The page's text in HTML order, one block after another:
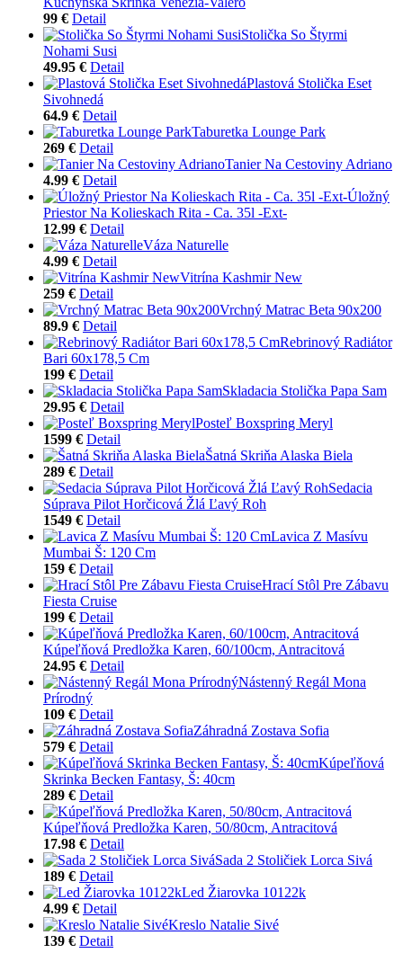
99 € Detail
Stolička So Štyrmi
Nohami Susi
49.95 € Detail
Plastová Stolička Eset
Sivohnedá
64.9 € Detail
Taburetka Lounge Park
269 € Detail
Tanier Na Cestoviny Adriano
4.99 € Detail
Úložný
Priestor Na Kolieskach Rita - Ca. 35l -Ext-
12.99 € Detail
Váza Naturelle
4.99 € Detail
Vitrína Kashmir New
259 € Detail
Vrchný Matrac Beta 90x200
89.9 € Detail
Rebrinový Radiátor
Bari 60x178,5 Cm
199 € Detail
Skladacia Stolička Papa Sam
29.95 € Detail
Posteľ Boxspring Meryl
1599 € Detail
Šatná Skriňa Alaska Biela
289 € Detail
Sedacia
Súprava Pilot Horčicová Žlá Ľavý Roh
1549 € Detail
Lavica Z Masívu
Mumbai Š: 120 Cm
159 € Detail
Hrací Stôl Pre Zábavu
Fiesta Cruise
199 € Detail
Kúpeľňová Predložka Karen, 60/100cm, Antracitová
24.95 € Detail
Nástenný Regál Mona
Prírodný
109 € Detail
Záhradná Zostava Sofia
579 € Detail
Kúpeľňová
Skrinka Becken Fantasy, Š: 40cm
289 € Detail
Kúpeľňová Predložka Karen, 50/80cm, Antracitová
17.98 € Detail
Sada 2 Stoličiek Lorca Sivá
189 € Detail
Led Žiarovka 10122k
4.99 € Detail
Kreslo Natalie Sivé
139 € Detail